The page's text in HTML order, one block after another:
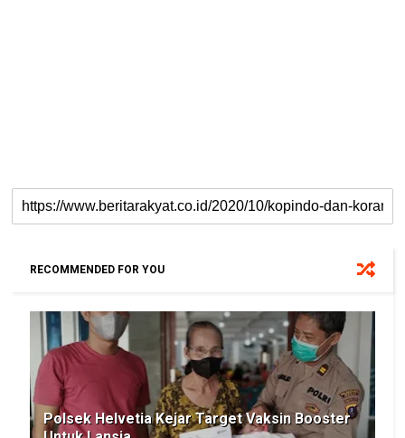
RECOMMENDED FOR YOU
Polsek Helvetia Kejar Target Vaksin Booster